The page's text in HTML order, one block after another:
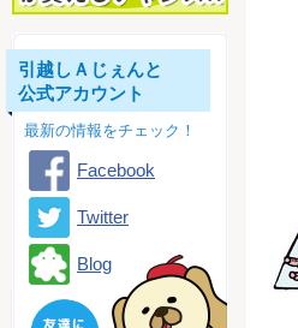
引越しＡじぇんと
公式アカウント
最新の情報をチェック！
Facebook
Twitter
Blog